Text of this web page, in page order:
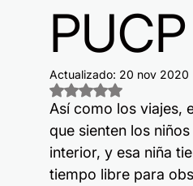
PUCP
Actualizado: 20 nov 2020
Obtuvo NaN de 5
Así como los viajes,
que sienten los
interior, y esa niña
tiempo libre para